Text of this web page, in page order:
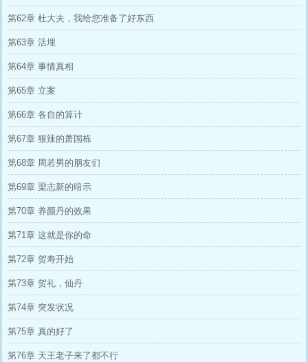
第62章 杜大夫，我给您准备了好东西
第63章 活埋
第64章 事情真相
第65章 立案
第66章 各自的算计
第67章 狠辣的萧国栋
第68章 周若男的朋友们
第69章 梁志新的暗示
第70章 养颜丹的效果
第71章 这就是你的命
第72章 贺寿开始
第73章 贺礼，仙丹
第74章 突发状况
第75章 真的好了
第76章 天王老子来了都不行